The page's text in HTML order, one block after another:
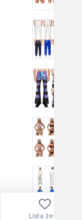
Lista želja